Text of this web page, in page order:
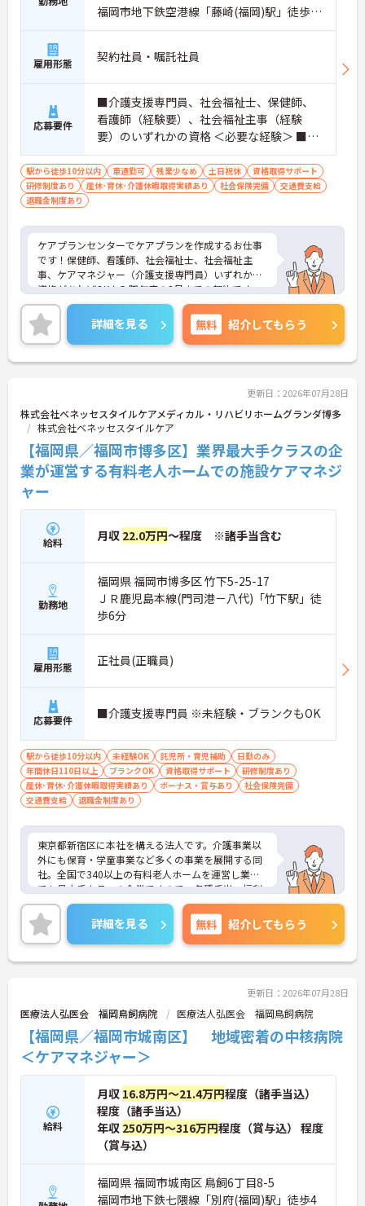
福岡市地下鉄空港線「藤崎(福岡)駅」徒歩3
分
雇用形態 契約社員・嘱託社員
応募要件
■介護支援専門員、社会福祉士、保健師、
看護師（経験要）、社会福祉主事（経験
要）のいずれかの資格 ＜必要な経験＞ ■看
護師については地域ケアの経験、社会福祉
主事については3年以上の高齢者保健福祉に
関する相談経験 ※他の資格は経験不問
駅から徒歩10分以内 車通勤可 残業少なめ 土日祝休
資格取得サポート
研修制度あり
産休･育休･介護休暇取得実績あり 社会保険完備
交通費支給
退職金制度あり
ケアプランセンターでケアプランを作成するお仕事
です！保健師、看護師、社会福祉士、社会福祉主
事、ケアマネジャー（介護支援専門員）いずれかの
資格があればOK！入職年度の3月までの契約です
が、その後原則1年毎に更新が可能です。人気のお仕
事ですので、ご連絡はお早めに！！
詳細を見る 無料 紹介してもらう
更新日：2026年07月28日
株式会社ベネッセスタイルケアメディカル・リハビリホームグランダ博多
株式会社ベネッセスタイルケア
【福岡県／福岡市博多区】業界最大手クラスの企
業が運営する有料老人ホームでの施設ケアマネジ
ャー
給料 月収 22.0万円～程度 ※諸手当含む
勤務地
福岡県 福岡市博多区 竹下5-25-17
ＪＲ鹿児島本線(門司港－八代)「竹下駅」徒
歩6分
雇用形態 正社員(正職員)
応募要件 ■介護支援専門員 ※未経験・ブランクもOK
駅から徒歩10分以内 未経験OK 託児所・育児補助
日勤のみ
年間休日110日以上
ブランクOK 資格取得サポート
研修制度あり
産休･育休･介護休暇取得実績あり
ボーナス・賞与あり
社会保険完備
交通費支給
退職金制度あり
東京都新宿区に本社を構える法人です。介護事業以
外にも保育・学童事業など多くの事業を展開する同
社。全国で340以上の有料老人ホームを運営し業界
でも最大手クラスの企業ですので、各種手当、福利
厚生も充実しており、長く安心して働いていただけ
る環境です。研修制度や資格取得支援制度があり、
教育制度も整っています！フレックス制勤務なの
で、公休や有休などお休みもしっかりとれ、メリハ
リのある勤務が可能です。ご興味ある方には、面接
詳細を見る 無料 紹介してもらう
更新日：2026年07月28日
医療法人弘医会 福岡鳥飼病院 医療法人弘医会 福岡鳥飼病院
【福岡県／福岡市城南区】 地域密着の中核病院
＜ケアマネジャー＞
給料
月収 16.8万円～21.4万円程度（諸手当込）
程度（諸手当込）
年収 250万円～316万円程度（賞与込） 程度
（賞与込）
福岡県 福岡市城南区 鳥飼6丁目8-5
福岡市地下鉄七隈線「別府(福岡)駅」徒歩4